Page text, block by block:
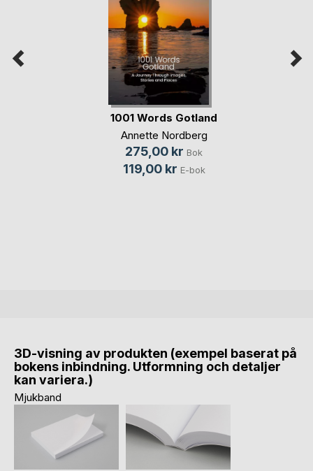
1001 Words Gotland
Annette Nordberg
275,00 kr Bok
119,00 kr E-bok
3D-visning av produkten (exempel baserat på
bokens inbindning. Utformning och detaljer
kan variera.)
Mjukband